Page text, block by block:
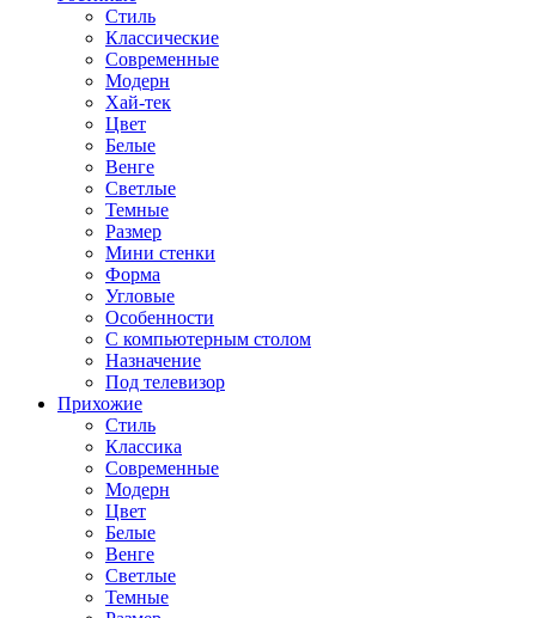
Стиль
Классические
Современные
Модерн
Хай-тек
Цвет
Белые
Венге
Светлые
Темные
Размер
Мини стенки
Форма
Угловые
Особенности
С компьютерным столом
Назначение
Под телевизор
Прихожие
Стиль
Классика
Современные
Модерн
Цвет
Белые
Венге
Светлые
Темные